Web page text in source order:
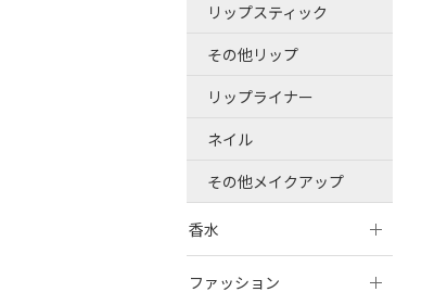
リップスティック
その他リップ
リップライナー
ネイル
その他メイクアップ
香水
ファッション